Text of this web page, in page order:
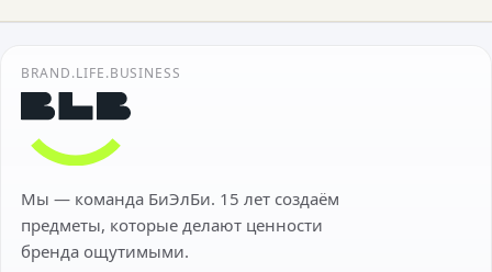
BRAND.LIFE.BUSINESS
Мы — команда БиЭлБи. 15 лет создаём
предметы, которые делают ценности
бренда ощутимыми.